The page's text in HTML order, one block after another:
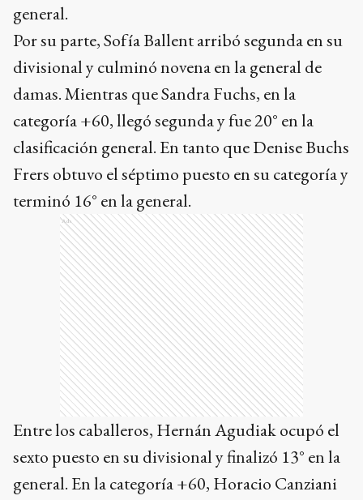
general.
Por su parte, Sofía Ballent arribó segunda en su
divisional y culminó novena en la general de
damas. Mientras que Sandra Fuchs, en la
categoría +60, llegó segunda y fue 20° en la
clasificación general. En tanto que Denise Buchs
Frers obtuvo el séptimo puesto en su categoría y
terminó 16° en la general.
Ads
Entre los caballeros, Hernán Agudiak ocupó el
sexto puesto en su divisional y finalizó 13° en la
general. En la categoría +60, Horacio Canziani